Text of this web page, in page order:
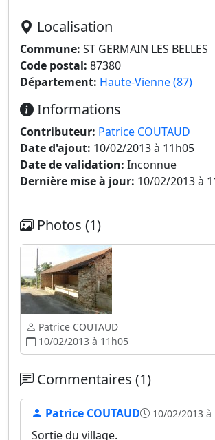
Localisation
Commune: ST GERMAIN LES BELLES
Code postal: 87380
Département: Haute-Vienne (87)
Informations
Contributeur: Patrice COUTAUD
Date d'ajout: 10/02/2013 à 11h05
Date de validation: Inconnue
Dernière mise à jour: 10/02/2013 à
Photos (1)
Patrice COUTAUD
10/02/2013 à 11h05
Commentaires (1)
Patrice COUTAUD 10/02/2013 à
Sortie du village.